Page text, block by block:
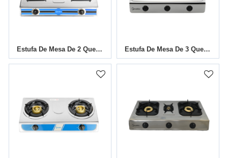
Estufa De Mesa De 2 Quemadores TGB-211SH Estufa De Mesa De 3 Quemadores TGB-307SM